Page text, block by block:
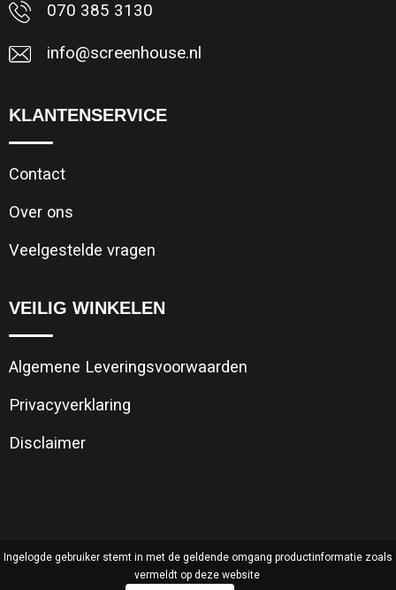
070 385 3130
info@screenhouse.nl
KLANTENSERVICE
Contact
Over ons
Veelgestelde vragen
VEILIG WINKELEN
Algemene Leveringsvoorwaarden
Privacyverklaring
Disclaimer
Ingelogde gebruiker stemt in met de geldende omgang productinformatie zoals
vermeldt op deze website